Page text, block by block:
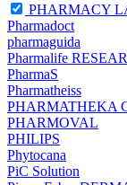
PHARMACY
Pharmadoct
pharmaguida
Pharmalife
PharmaS
Pharmatheiss
PHARMATHEKA
PHARMOVAL
PHILIPS
Phytocana
PiC Solution